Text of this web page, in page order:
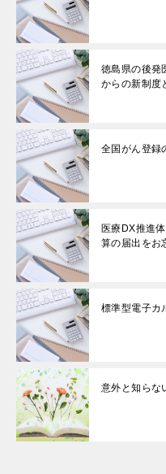
徳島県の後発
からの新制度
全国がん登録
医療DX推進
算の届出をお
標準型電子カ
意外と知らな